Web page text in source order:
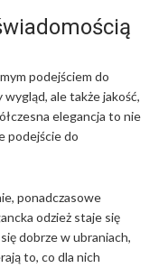
podejściem do
ale także jakość,
elegancja to nie
podejście do
ponadczasowe
odzież staje się
dobrze w ubraniach,
to, co dla nich